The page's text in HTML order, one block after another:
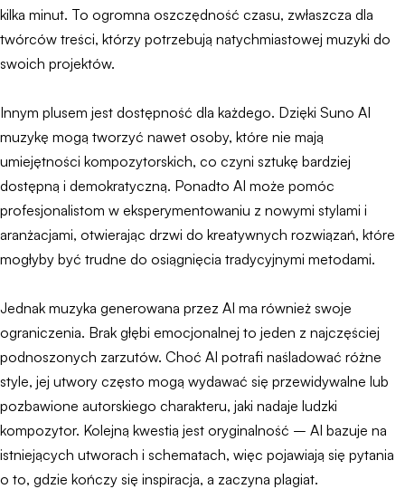
kilka minut. To ogromna oszczędność czasu, zwłaszcza dla
twórców treści, którzy potrzebują natychmiastowej muzyki do
swoich projektów.
Innym plusem jest dostępność dla każdego. Dzięki Suno AI
muzykę mogą tworzyć nawet osoby, które nie mają
umiejętności kompozytorskich, co czyni sztukę bardziej
dostępną i demokratyczną. Ponadto AI może pomóc
profesjonalistom w eksperymentowaniu z nowymi stylami i
aranżacjami, otwierając drzwi do kreatywnych rozwiązań, które
mogłyby być trudne do osiągnięcia tradycyjnymi metodami.
Jednak muzyka generowana przez AI ma również swoje
ograniczenia. Brak głębi emocjonalnej to jeden z najczęściej
podnoszonych zarzutów. Choć AI potrafi naśladować różne
style, jej utwory często mogą wydawać się przewidywalne lub
pozbawione autorskiego charakteru, jaki nadaje ludzki
kompozytor. Kolejną kwestią jest oryginalność – AI bazuje na
istniejących utworach i schematach, więc pojawiają się pytania
o to, gdzie kończy się inspiracja, a zaczyna plagiat.